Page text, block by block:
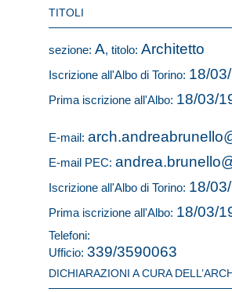
TITOLI
sezione: A, titolo: Architetto
Iscrizione all'Albo di Torino: 18/
Prima iscrizione all'Albo: 18/03/
E-mail:
E-mail PEC:
Iscrizione all'Albo di Torino: 18/
Prima iscrizione all'Albo: 18/03/
Telefoni:
Ufficio: 339/3590063
DICHIARAZIONI A CURA